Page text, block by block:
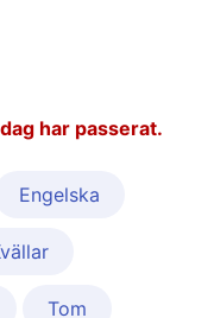
har passerat.
Engelska
Tom